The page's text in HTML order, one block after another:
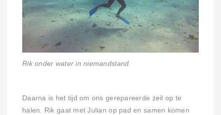
Rik onder water in niemandsland
Daarna is het tijd om ons gerepareerde zeil op te
halen. Rik gaat met Julian op pad en samen komen